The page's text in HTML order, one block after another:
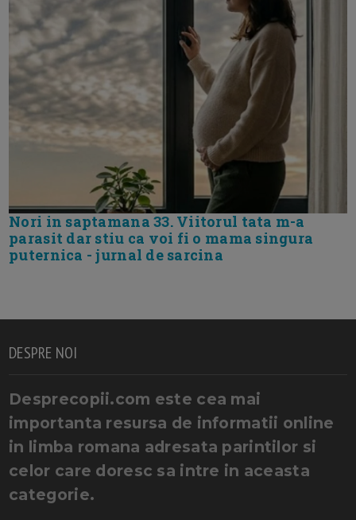
Nori in saptamana 33. Viitorul tata m-a
parasit dar stiu ca voi fi o mama singura
puternica - jurnal de sarcina
DESPRE NOI
Desprecopii.com este cea mai
importanta resursa de informatii online
in limba romana adresata parintilor si
celor care doresc sa intre in aceasta
categorie.